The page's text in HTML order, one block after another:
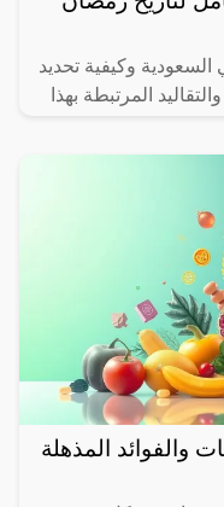
متى يبدأ رمضان 2025 في السعودية وكيفية تحديد
المرتبطة بهذا
والفوائد المذهلة